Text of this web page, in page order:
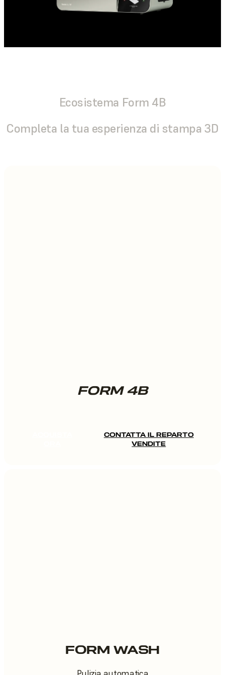
Ecosistema Form 4B
Completa la tua esperienza di stampa 3D
FORM 4B
CONTATTA IL REPARTO
VENDITE
FORM WASH